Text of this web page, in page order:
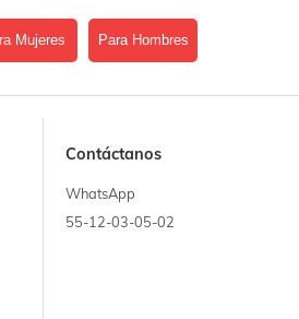
Mujeres Para Hombres
Contáctanos
WhatsApp
55-12-03-05-02